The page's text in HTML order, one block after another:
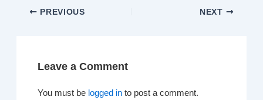
PREVIOUS NEXT
Leave a Comment
You must be logged in to post a comment.